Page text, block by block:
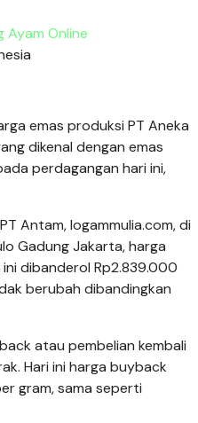
Ayam Online
emas produksi PT Aneka
dikenal dengan emas
perdagangan hari ini,
Antam, logammulia.com, di
Gadung Jakarta, harga
dibanderol Rp2.839.000
berubah dibandingkan
atau pembelian kembali
Hari ini harga buyback
gram, sama seperti